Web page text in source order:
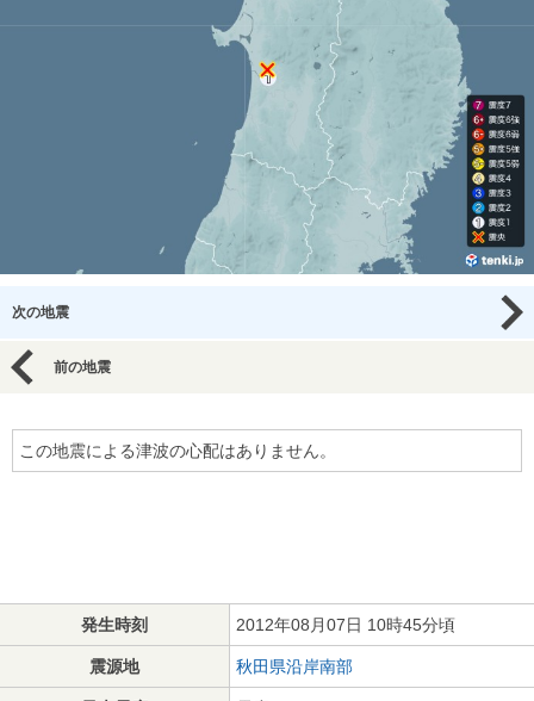
次の地震
前の地震
この地震による津波の心配はありません。
発生時刻 2012年08月07日 10時45分頃
震源地 秋田県沿岸南部